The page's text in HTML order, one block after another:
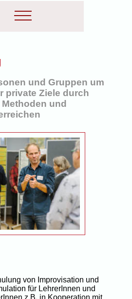
und Gruppen um
private Ziele durch
und
von Improvisation und
für LehrerInnen und
z.B. in Kooperation mit